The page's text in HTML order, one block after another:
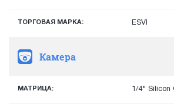
ТОРГОВАЯ МАРКА: ESVI
Камера
МАТРИЦА: 1/4" Silicon